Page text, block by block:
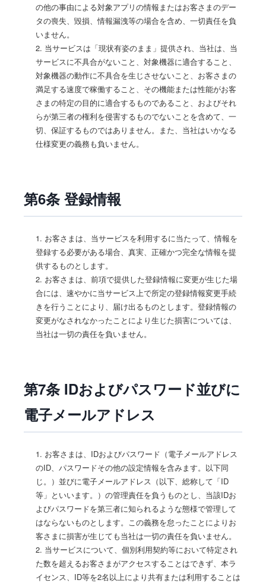
の他の事由による対象アプリの情報またはお客さまのデー
タの喪失、毀損、情報漏洩等の場合を含め、一切責任を負
いません。
2. 当サービスは「現状有姿のまま」提供され、当社は、当
サービスに不具合がないこと、対象機器に適合すること、
対象機器の動作に不具合を生じさせないこと、お客さまの
満足する速度で稼働すること、その機能または性能がお客
さまの特定の目的に適合するものであること、およびそれ
らが第三者の権利を侵害するものでないことを含めて、一
切、保証するものではありません。また、当社はいかなる
仕様変更の義務も負いません。
第6条 登録情報
1. お客さまは、当サービスを利用するに当たって、情報を
登録する必要がある場合、真実、正確かつ完全な情報を提
供するものとします。
2. お客さまは、前項で提供した登録情報に変更が生じた場
合には、速やかに当サービス上で所定の登録情報変更手続
きを行うことにより、届け出るものとします。登録情報の
変更がなされなかったことにより生じた損害については、
当社は一切の責任を負いません。
第7条 IDおよびパスワード並びに
電子メールアドレス
1. お客さまは、IDおよびパスワード（電子メールアドレス
のID、パスワードその他の設定情報を含みます。以下同
じ。）並びに電子メールアドレス（以下、総称して「ID
等」といいます。）の管理責任を負うものとし、当該IDお
よびパスワードを第三者に知られるような態様で管理して
はならないものとします。この義務を怠ったことによりお
客さまに損害が生じても当社は一切の責任を負いません。
2. 当サービスについて、個別利用契約等において特定され
た数を超えるお客さまがアクセスすることはできず、本ラ
イセンス、ID等を2名以上により共有または利用することは